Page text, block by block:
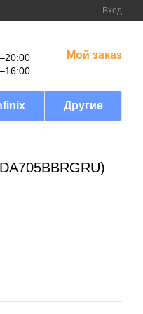
Вход
Мой заказ
Другие